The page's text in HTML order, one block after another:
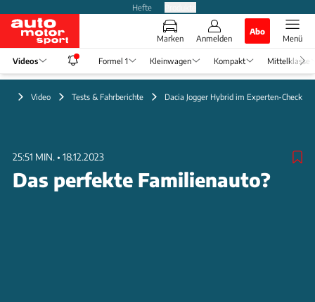
Hefte
Marken Anmelden
Abo
Menü
Videos Formel 1 Kleinwagen Kompakt Mittelklasse
Video Tests & Fahrberichte Dacia Jogger Hybrid im Experten-Check
25:51 MIN. • 18.12.2023
Das perfekte Familienauto?